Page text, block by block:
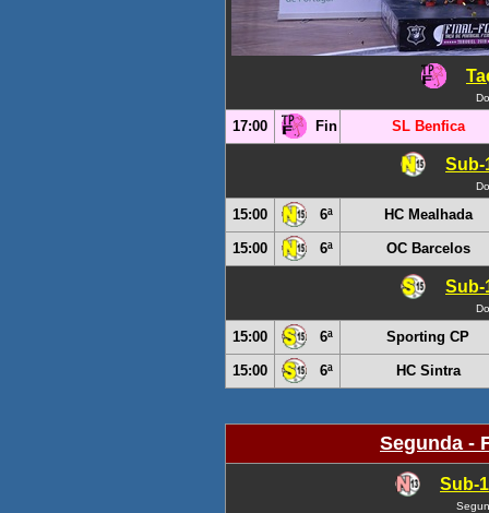
17:00 Fin SL Benfica
Sub-
15:00 6ª HC Mealhada
15:00 6ª OC Barcelos
Sub-
15:00 6ª Sporting CP
15:00 6ª HC Sintra
Segunda -
Sub-